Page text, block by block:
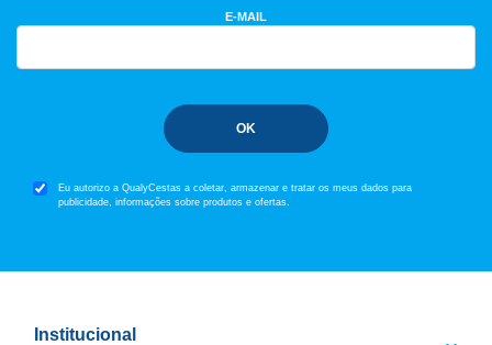
E-MAIL
OK
Eu autorizo a QualyCestas a coletar, armazenar e tratar os meus dados para
publicidade, informações sobre produtos e ofertas.
Institucional